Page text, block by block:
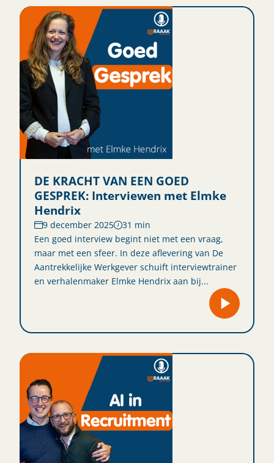
DE KRACHT VAN EEN GOED
GESPREK: Interviewen met Elmke
Hendrix
9 december 2025
31 min
Een goed interview begint niet met een vraag,
maar met een sfeer. In deze aflevering van De
Aantrekkelijke Werkgever schuift interviewtrainer
en verhalenmaker Elmke Hendrix aan bij...